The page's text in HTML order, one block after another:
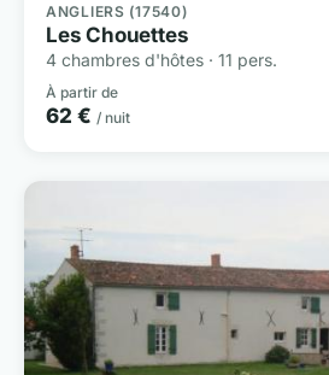
ANGLIERS (17540)
Les Chouettes
4 chambres d'hôtes · 11 pers.
À partir de
62 € / nuit